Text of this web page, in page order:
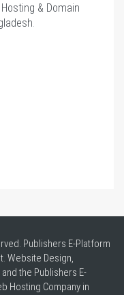
& Domain
Publishers E-Platform
Website Design,
the Publishers E-
Hosting Company in